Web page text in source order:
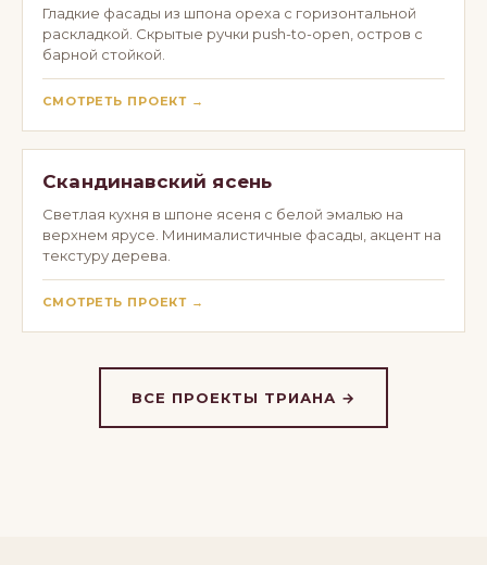
Гладкие фасады из шпона ореха с горизонтальной
раскладкой. Скрытые ручки push-to-open, остров с
барной стойкой.
СМОТРЕТЬ ПРОЕКТ →
Скандинавский ясень
Светлая кухня в шпоне ясеня с белой эмалью на
верхнем ярусе. Минималистичные фасады, акцент на
текстуру дерева.
СМОТРЕТЬ ПРОЕКТ →
ВСЕ ПРОЕКТЫ ТРИАНА →